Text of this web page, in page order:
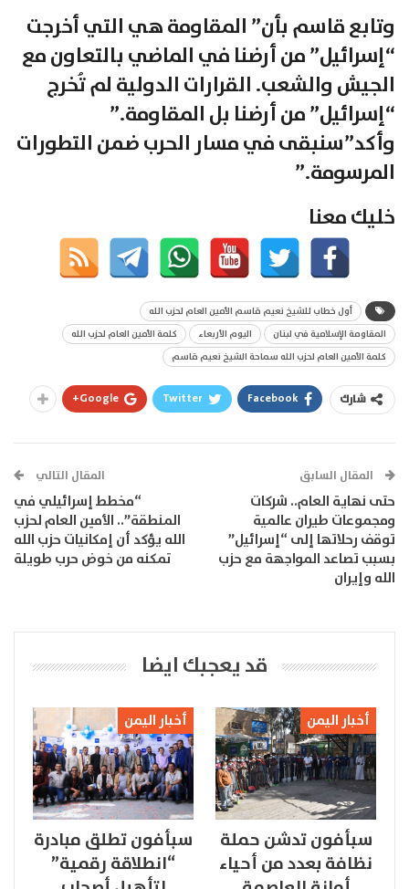
وتابع قاسم بأن” المقاومة هي التي أخرجت
“إسرائيل” من أرضنا في الماضي بالتعاون مع
الجيش والشعب. القرارات الدولية لم تُخرج
“إسرائيل” من أرضنا بل المقاومة.”
وأكد”سنبقى في مسار الحرب ضمن التطورات
المرسومة.”
خليك معنا
أول خطاب للشيخ نعيم قاسم الأمين العام لحزب الله
المقاومة الإسلامية في لبنان
اليوم الأربعاء
كلمة الأمين العام لحزب الله
كلمة الأمين العام لحزب الله سماحة الشيخ نعيم قاسم
شارك Facebook
Twitter
Google+
المقال السابق
حتى نهاية العام.. شركات
ومجموعات طيران عالمية
توقف رحلاتها إلى “إسرائيل”
بسبب تصاعد المواجهة مع حزب
الله وإيران
المقال التالي
“مخطط إسرائيلي في
المنطقة”.. الأمين العام لحزب
الله يؤكد أن إمكانيات حزب الله
تمكنه من خوض حرب طويلة
قد يعجبك ايضا
أخبار اليمن
سبأفون تدشن حملة
نظافة بعدد من أحياء
أخبار اليمن
سبأفون تطلق مبادرة
“انطلاقة رقمية”